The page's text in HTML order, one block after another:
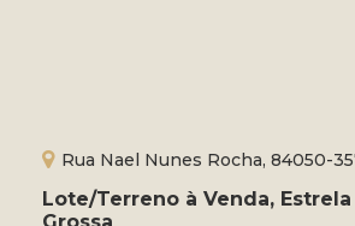
Lote/Terreno à Venda,
Rua Nael Nunes Rocha, 84050-
Grossa, Paraná, Brasil